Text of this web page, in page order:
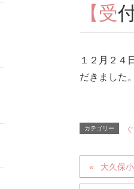
１２月２４
だきました
カテゴリー
大久保